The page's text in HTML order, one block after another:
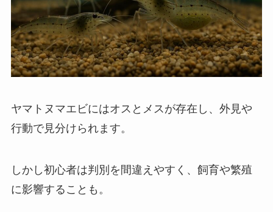
ヤマトヌマエビにはオスとメスが存在し、外見や
行動で見分けられます。
しかし初心者は判別を間違えやすく、飼育や繁殖
に影響することも。